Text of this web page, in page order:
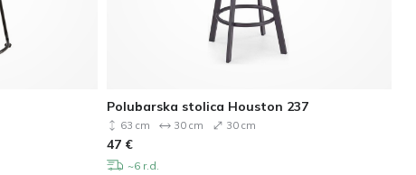
Polubarska stolica Houston 237
63 cm 30 cm 30 cm
47 €
~6 r.d.